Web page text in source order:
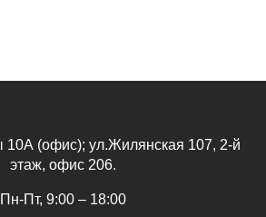
10А (офис); ул.Жилянская 107, 2-й
этаж, офис 206.
Пн-Пт, 9:00 – 18:00